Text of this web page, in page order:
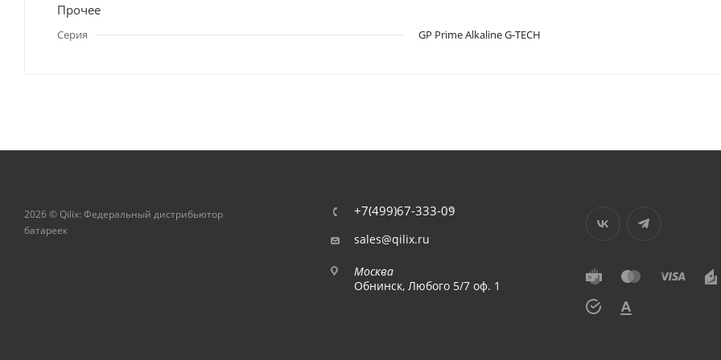
Прочее
Серия GP Prime Alkaline G-TECH
2026 © Qilix: Федеральный дистрибьютор
батареек
+7(499)67-333-09
sales@qilix.ru
Москва
Обнинск, Любого 5/7 оф. 1